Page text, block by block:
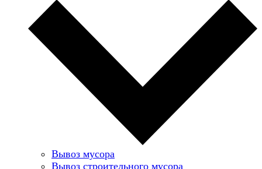
Вывоз мусора
Вывоз строительного мусора